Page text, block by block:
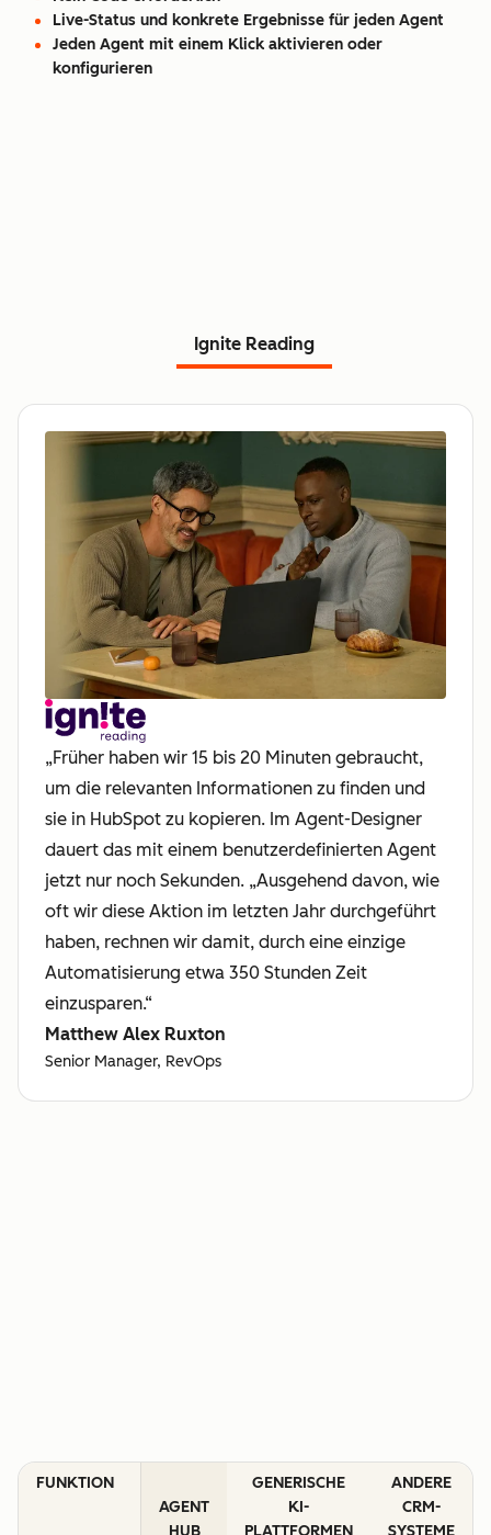
Live-Status und konkrete Ergebnisse für jeden Agent
Jeden Agent mit einem Klick aktivieren oder
konfigurieren
Ignite Reading
„Früher haben wir 15 bis 20 Minuten gebraucht,
um die relevanten Informationen zu finden und
sie in HubSpot zu kopieren. Im Agent-Designer
dauert das mit einem benutzerdefinierten Agent
jetzt nur noch Sekunden. „Ausgehend davon, wie
oft wir diese Aktion im letzten Jahr durchgeführt
haben, rechnen wir damit, durch eine einzige
Automatisierung etwa 350 Stunden Zeit
einzusparen.“
Matthew Alex Ruxton
Senior Manager, RevOps
FUNKTION
AGENT
HUB
GENERISCHE
KI-
PLATTFORMEN
ANDERE
CRM-
SYSTEME